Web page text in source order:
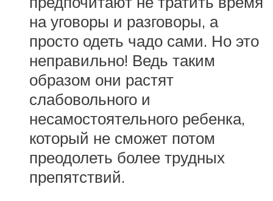
на уговоры и разговоры, а
просто одеть чадо сами. Но это
неправильно! Ведь таким
образом они растят
слабовольного и
несамостоятельного ребенка,
который не сможет потом
преодолеть более трудных
препятствий.